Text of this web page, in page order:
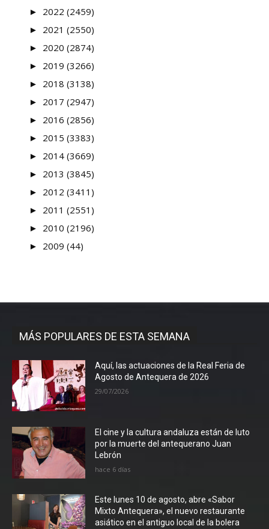
► 2022 (2459)
► 2021 (2550)
► 2020 (2874)
► 2019 (3266)
► 2018 (3138)
► 2017 (2947)
► 2016 (2856)
► 2015 (3383)
► 2014 (3669)
► 2013 (3845)
► 2012 (3411)
► 2011 (2551)
► 2010 (2196)
► 2009 (44)
MÁS POPULARES DE ESTA SEMANA
Aquí, las actuaciones de la Real Feria de
Agosto de Antequera de 2026
29/07/2026
El cine y la cultura andaluza están de luto
por la muerte del antequerano Juan
Lebrón
hace 6 días
Este lunes 10 de agosto, abre «Sabor
Mixto Antequera», el nuevo restaurante
asiático en el antiguo local de la bolera